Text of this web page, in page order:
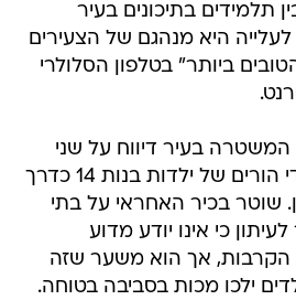
תלמידים בתיכונים בעיר
לעלייה היא מנהגם של הצעירים
ביותר" בטלפון הסלולרי
בעיר דיווח על שני
קרבות שאורגנו על ידי הורים של ילדות בנות 14 כדרך
שוטר בכיר האחראי על בתי
כי אינו יודע מדוע
הקרבות, אך הוא משער שזה
ילכו מכות בסביבה בטוחה.